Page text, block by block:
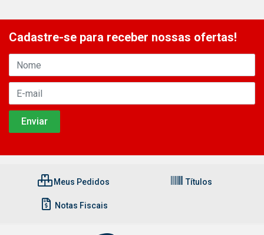
Cadastre-se para receber nossas ofertas!
Meus Pedidos Títulos
Notas Fiscais